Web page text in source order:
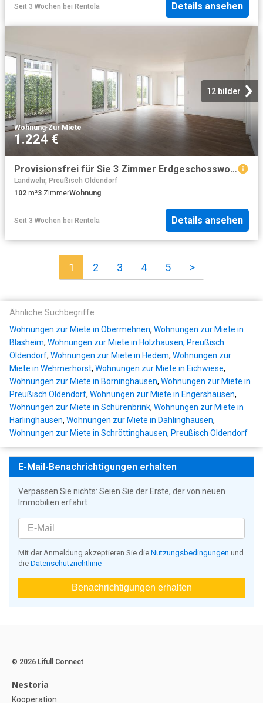
Seit 3 Wochen bei Rentola Details ansehen
12 bilder
Wohnung·Zur Miete
1.224 €
Provisionsfrei für Sie 3 Zimmer Erdgeschosswohnung im Herzen von Melle zu vermieten!
Landwehr, Preußisch Oldendorf
102 m²3 ZimmerWohnung
Seit 3 Wochen bei Rentola Details ansehen
1 2 3 4 5 >
Ähnliche Suchbegriffe
Wohnungen zur Miete in Obermehnen, Wohnungen zur Miete in
Blasheim, Wohnungen zur Miete in Holzhausen, Preußisch
Oldendorf, Wohnungen zur Miete in Hedem, Wohnungen zur
Miete in Wehmerhorst, Wohnungen zur Miete in Eichwiese,
Wohnungen zur Miete in Börninghausen, Wohnungen zur Miete in
Preußisch Oldendorf, Wohnungen zur Miete in Engershausen,
Wohnungen zur Miete in Schürenbrink, Wohnungen zur Miete in
Harlinghausen, Wohnungen zur Miete in Dahlinghausen,
Wohnungen zur Miete in Schröttinghausen, Preußisch Oldendorf
E-Mail-Benachrichtigungen erhalten
Verpassen Sie nichts: Seien Sie der Erste, der von neuen
Immobilien erfährt
Mit der Anmeldung akzeptieren Sie die Nutzungsbedingungen und
die Datenschutzrichtlinie
Benachrichtigungen erhalten
© 2026 Lifull Connect
Nestoria
Kooperation